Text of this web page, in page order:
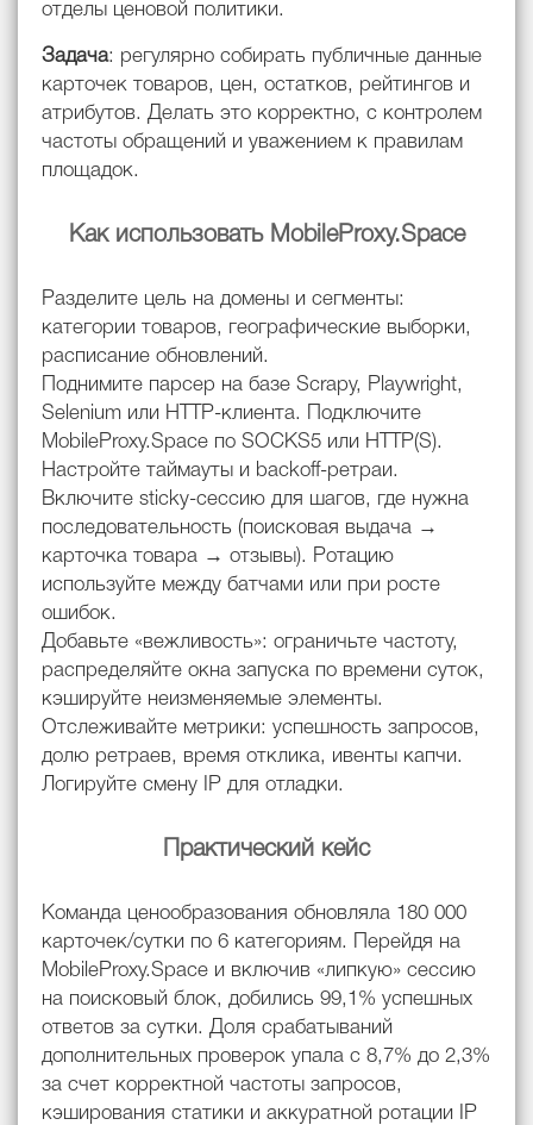
отделы ценовой политики.
Задача: регулярно собирать публичные данные
карточек товаров, цен, остатков, рейтингов и
атрибутов. Делать это корректно, с контролем
частоты обращений и уважением к правилам
площадок.
Как использовать MobileProxy.Space
Разделите цель на домены и сегменты:
категории товаров, географические выборки,
расписание обновлений.
Поднимите парсер на базе Scrapy, Playwright,
Selenium или HTTP-клиента. Подключите
MobileProxy.Space по SOCKS5 или HTTP(S).
Настройте таймауты и backoff-ретраи.
Включите sticky-сессию для шагов, где нужна
последовательность (поисковая выдача →
карточка товара → отзывы). Ротацию
используйте между батчами или при росте
ошибок.
Добавьте «вежливость»: ограничьте частоту,
распределяйте окна запуска по времени суток,
кэшируйте неизменяемые элементы.
Отслеживайте метрики: успешность запросов,
долю ретраев, время отклика, ивенты капчи.
Логируйте смену IP для отладки.
Практический кейс
Команда ценообразования обновляла 180 000
карточек/сутки по 6 категориям. Перейдя на
MobileProxy.Space и включив «липкую» сессию
на поисковый блок, добились 99,1% успешных
ответов за сутки. Доля срабатываний
дополнительных проверок упала с 8,7% до 2,3%
за счет корректной частоты запросов,
кэширования статики и аккуратной ротации IP